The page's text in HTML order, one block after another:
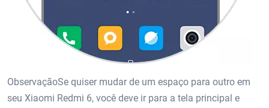
ObservaçãoSe quiser mudar de um espaço para outro em
seu Xiaomi Redmi 6, você deve ir para a tela principal e